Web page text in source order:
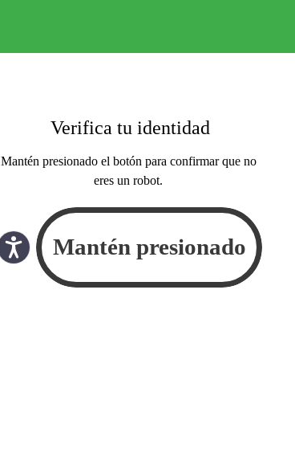
Verifica tu identidad
Mantén presionado el botón para confirmar que no
eres un robot.